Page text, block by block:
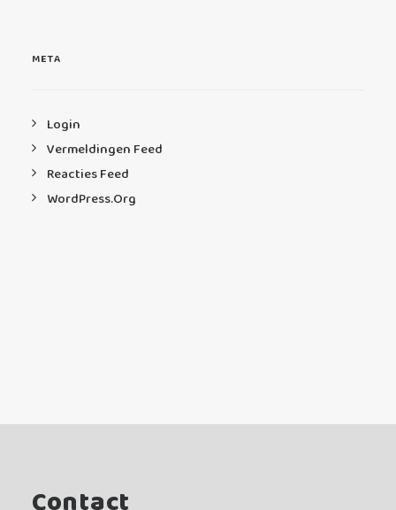
META
Login
Vermeldingen Feed
Reacties Feed
WordPress.org